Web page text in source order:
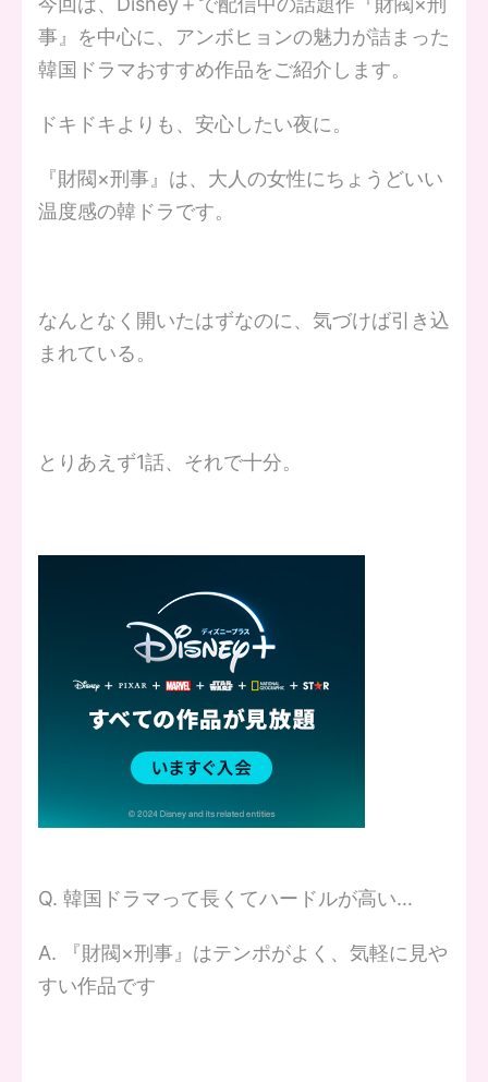
事』を中心に、アンボヒョンの魅力が詰まった
韓国ドラマおすすめ作品をご紹介します。
ドキドキよりも、安心したい夜に。
『財閥×刑事』は、大人の女性にちょうどいい
温度感の韓ドラです。
なんとなく開いたはずなのに、気づけば引き込
まれている。
とりあえず1話、それで十分。
Q. 韓国ドラマって長くてハードルが高い…
A. 『財閥×刑事』はテンポがよく、気軽に見や
すい作品です